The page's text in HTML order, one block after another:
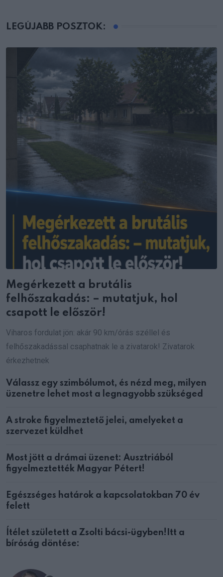
LEGÚJABB POSZTOK:
Megérkezett a brutális
felhőszakadás: – mutatjuk, hol
csapott le először!
Viharos fordulat jön: akár 90 km/órás széllel és
felhőszakadással csaphatnak le a zivatarok! Zivatarok
érkezhetnek
Válassz egy szimbólumot, és nézd meg, milyen
üzenetre lehet most a legnagyobb szükséged
A stroke figyelmeztető jelei, amelyeket a
szervezet küldhet
Most jött a drámai üzenet: Ausztriából
figyelmeztették Magyar Pétert!
Egészséges határok a kapcsolatokban 70 év
felett
Ítélet született a Zsolti bácsi-ügyben!Itt a
bíróság döntése: